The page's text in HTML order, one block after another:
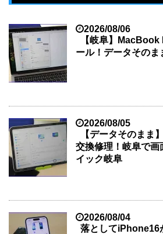
2026/08/06
【岐阜】
ール！データそのま
2026/08/05
【データそのまま
交換修理！岐阜で画
イック岐阜
2026/08/04
落として